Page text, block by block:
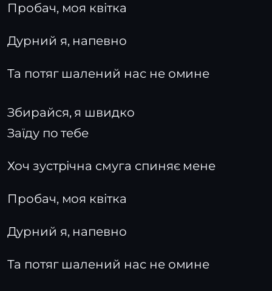
Пробач, моя квітка
Дурний я, напевно
Та потяг шалений нас не омине
Збирайся, я швидко
Заїду по тебе
Хоч зустрічна смуга спиняє мене
Пробач, моя квітка
Дурний я, напевно
Та потяг шалений нас не омине